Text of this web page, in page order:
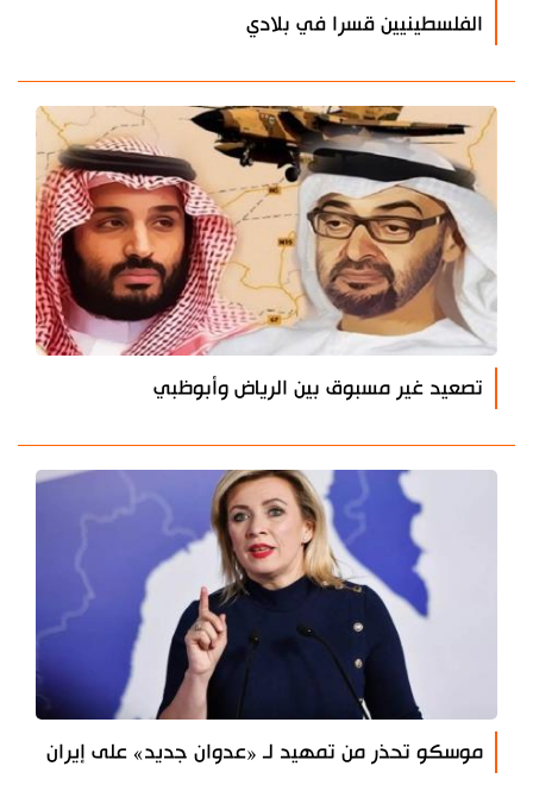
الفلسطينيين قسرا في بلادي
تصعيد غير مسبوق بين الرياض وأبوظبي
موسكو تحذر من تمهيد لـ «عدوان جديد» على إيران